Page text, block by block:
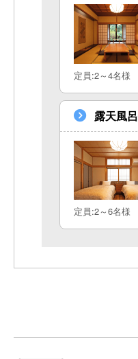
定員:2～4名様
露天風
定員:2～6名様